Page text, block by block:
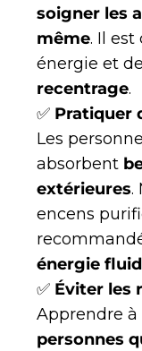
soigner les
même. Il est
énergie et
recentrage.
✅ Pratiquer
Les
absorbent
extérieures.
encens
énergie
✅ Éviter les
Apprendre à
personnes